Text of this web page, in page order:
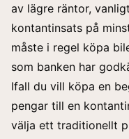
av lägre räntor,
kontantinsats på
måste i regel köpa
som banken har
Ifall du vill köpa en
pengar till en
välja ett traditionellt